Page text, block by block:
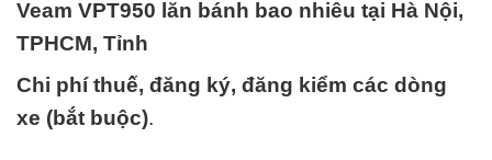
Veam VPT950 lăn bánh bao nhiêu tại Hà Nội,
TPHCM, Tỉnh
Chi phí thuế, đăng ký, đăng kiểm các dòng
xe (bắt buộc).